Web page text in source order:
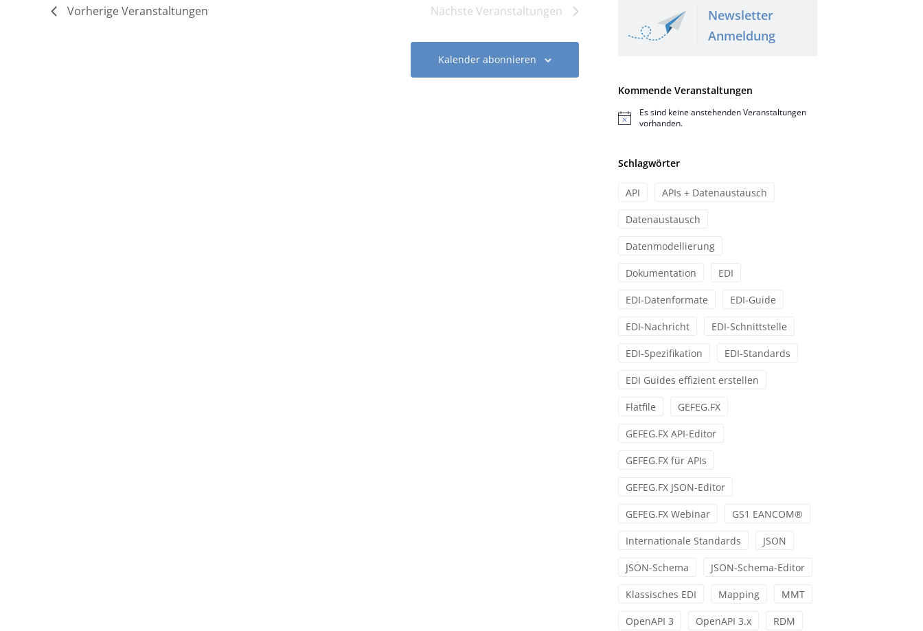
VorherigeVeranstaltungen NächsteVeranstaltungen
Kalender abonnieren
Newsletter
Anmeldung
Kommende Veranstaltungen
Hinweis
Es sind keine anstehenden Veranstaltungen
vorhanden.
Schlagwörter
API APIs + Datenaustausch
Datenaustausch
Datenmodellierung
Dokumentation EDI
EDI-Datenformate EDI-Guide
EDI-Nachricht EDI-Schnittstelle
EDI-Spezifikation EDI-Standards
EDI Guides effizient erstellen
Flatfile GEFEG.FX
GEFEG.FX API-Editor
GEFEG.FX für APIs
GEFEG.FX JSON-Editor
GEFEG.FX Webinar GS1 EANCOM®
Internationale Standards JSON
JSON-Schema JSON-Schema-Editor
Klassisches EDI Mapping MMT
OpenAPI 3 OpenAPI 3.x RDM